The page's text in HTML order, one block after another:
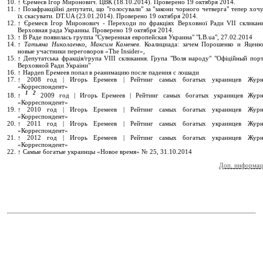
↑ Єремеєв Ігор Миронович. ЦВК (18.10.2014). Проверено 19 октября 2014.
↑ Позафракційні депутати, що "голосували" за "закони чорного четверга" тепер
їх скасувати. DT.UA (23.01.2014). Проверено 19 октября 2014.
↑ Єремеєв Ігор Миронович - Переходи по фракціях Верховної Ради VII
Верховная рада Украины. Проверено 19 октября 2014.
↑ В Раде появилась группа "Суверенная европейская Украина" "LB.ua", 27.02.2014
↑ Татьяна Николаенко, Максим Каменев . Коалициада: зачем Порошенко и
новые участники переговоров «The Insider»,
↑ Депутатська фракція/група VIII скликання. Група "Воля народу" "Офiцiйный
Верховной Ради Украiни"
↑ Нардеп Еремеев попал в реанимацию после падения с лошади
↑
2008 год | Игорь Еремеев | Рейтинг самых богатых украинцев
«Корреспондент»
↑1 2
2009 год | Игорь Еремеев | Рейтинг самых богатых украинцев
«Корреспондент»
↑
2010 год | Игорь Еремеев | Рейтинг самых богатых украинцев
«Корреспондент»
↑
2011 год | Игорь Еремеев | Рейтинг самых богатых украинцев
«Корреспондент»
↑
2012 год | Игорь Еремеев | Рейтинг самых богатых украинцев
«Корреспондент»
↑ Самые богатые украинцы «Новое время» № 25, 31.10.2014
Доп.